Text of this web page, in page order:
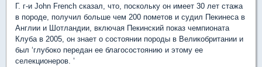
Г. г-и John French сказал, что, поскольку он имеет 30 лет стажа
в породе, получил больше чем 200 пометов и судил Пекинеса в
Англии и Шотландии, включая Пекинский показ чемпионата
Клуба в 2005, он знает о состоянии породы в Великобритании и
был ‘глубоко передан ее благосостоянию и этому ее
селекционеров. ’